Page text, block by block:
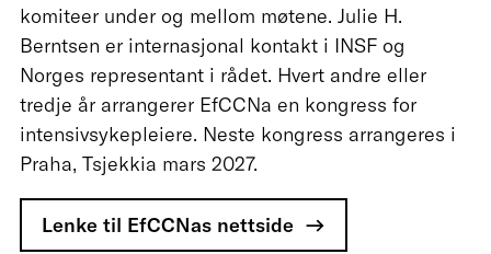
komiteer under og mellom møtene. Julie H.
Berntsen er internasjonal kontakt i INSF og
Norges representant i rådet. Hvert andre eller
tredje år arrangerer EfCCNa en kongress for
intensivsykepleiere. Neste kongress arrangeres i
Praha, Tsjekkia mars 2027.
Lenke til EfCCNas nettside